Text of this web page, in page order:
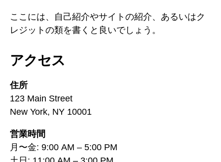
ここには、自己紹介やサイトの紹介、あるいはク
レジットの類を書くと良いでしょう。
アクセス
住所
123 Main Street
New York, NY 10001
営業時間
月〜金: 9:00 AM – 5:00 PM